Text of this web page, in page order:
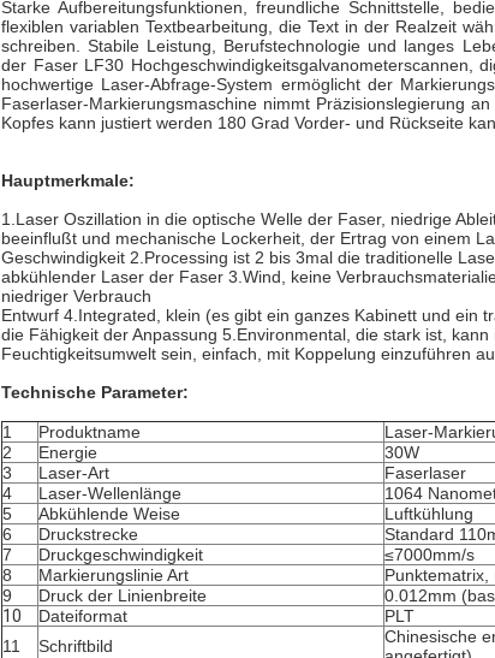
Starke Aufbereitungsfunktionen, freundliche Schnittstelle,
flexiblen variablen Textbearbeitung, die Text in der Realzeit
schreiben. Stabile Leistung, Berufstechnologie und langes
der Faser LF30 Hochgeschwindigkeitsgalvanometerscannen,
hochwertige Laser-Abfrage-System ermöglicht der
Faserlaser-Markierungsmaschine nimmt Präzisionslegierung
Kopfes kann justiert werden 180 Grad Vorder- und Rückseite
Hauptmerkmale:
1.Laser Oszillation in die optische Welle der Faser, niedrige
beeinflußt und mechanische Lockerheit, der Ertrag von einem
Geschwindigkeit 2.Processing ist 2 bis 3mal die traditionelle
abkühlender Laser der Faser 3.Wind, keine
niedriger Verbrauch
Entwurf 4.Integrated, klein (es gibt ein ganzes Kabinett und ein
die Fähigkeit der Anpassung 5.Environmental, die stark ist,
Feuchtigkeitsumwelt sein, einfach, mit Koppelung einzuführen
Technische Parameter:
1 Produktname
Laser-
2
Energie
30W
3
Laser-Art
Faserlaser
4
Laser-Wellenlänge
1064
5
Abkühlende Weise
Luftkühlung
6
Druckstrecke
Standard
7
Druckgeschwindigkeit
≤7000mm/s
8
Markierungslinie Art
Punktematrix,
9
Druck der Linienbreite
0.012mm
10
Dateiformat
PLT
11
Schriftbild
Chinesische